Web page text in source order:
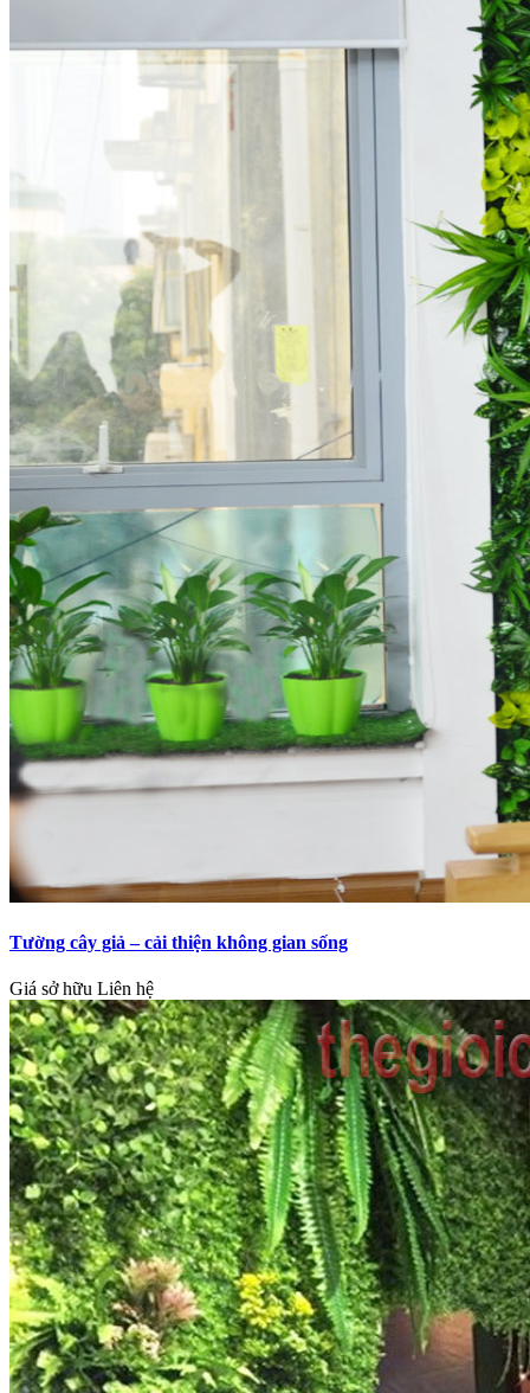
Tường cây giả – cải thiện không gian sống
Giá sở hữu Liên hệ